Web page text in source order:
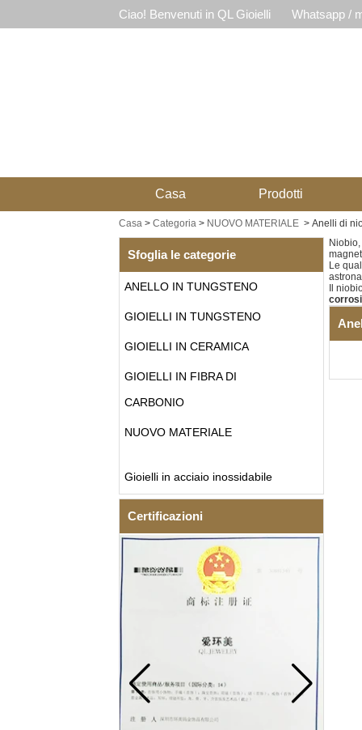
Ciao! Benvenuti in QL Gioielli Whatsapp /
Casa Prodotti
Casa> Categoria> NUOVO MATERIALE> Anelli di
Sfoglia le categorie
ANELLO IN TUNGSTENO
GIOIELLI IN TUNGSTENO
GIOIELLI IN CERAMICA
GIOIELLI IN FIBRA DI
CARBONIO
NUOVO MATERIALE
Gioielli in acciaio inossidabile
Certificazioni
Niobio,
Le
Il